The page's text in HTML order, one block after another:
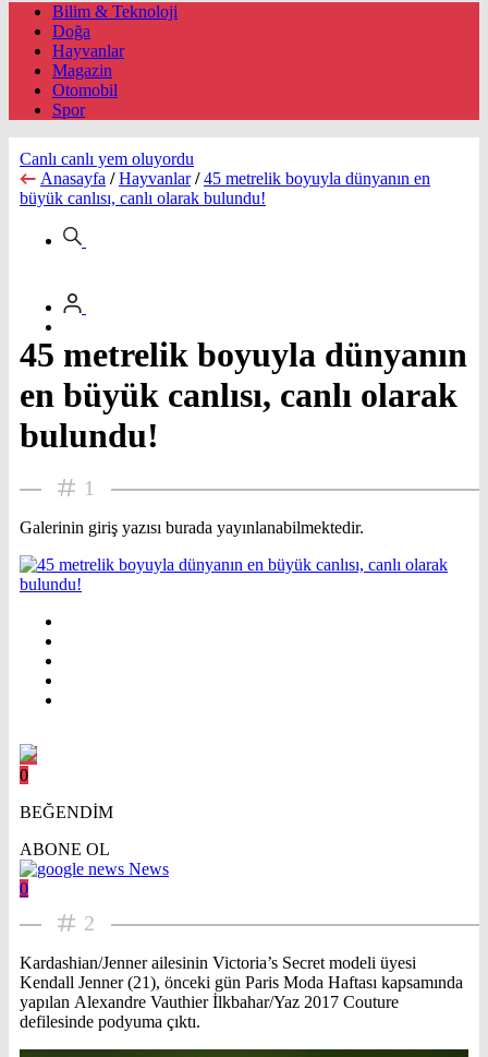
Bilim & Teknoloji
Doğa
Hayvanlar
Magazin
Otomobil
Spor
Canlı canlı yem oluyordu
Anasayfa / Hayvanlar / 45 metrelik boyuyla dünyanın en
büyük canlısı, canlı olarak bulundu!
45 metrelik boyuyla dünyanın
en büyük canlısı, canlı olarak
bulundu!
1
Galerinin giriş yazısı burada yayınlanabilmektedir.
0
BEĞENDİM
ABONE OL
News
0
2
Kardashian/Jenner ailesinin Victoria’s Secret modeli üyesi
Kendall Jenner (21), önceki gün Paris Moda Haftası kapsamında
yapılan Alexandre Vauthier İlkbahar/Yaz 2017 Couture
defilesinde podyuma çıktı.